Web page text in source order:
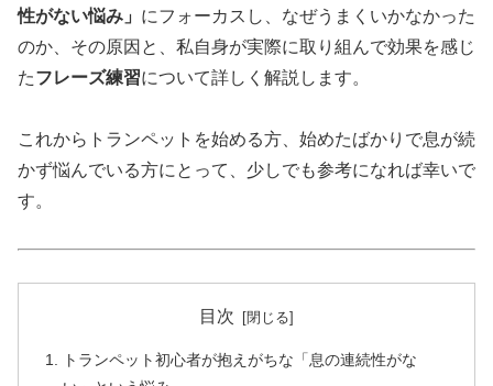
性がない悩み」 にフォーカスし、なぜうまくいかなかった
のか、その原因と、私自身が実際に取り組んで効果を感じ
たフレーズ練習について詳しく解説します。
これからトランペットを始める方、始めたばかりで息が続
かず悩んでいる方にとって、少しでも参考になれば幸いで
す。
目次
トランペット初心者が抱えがちな「息の連続性がな